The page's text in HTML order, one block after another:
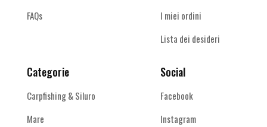
FAQs
I miei ordini
Lista dei desideri
Categorie
Carpfishing & Siluro
Mare
Social
Facebook
Instagram